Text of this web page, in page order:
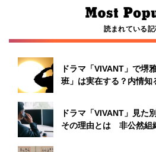
読まれている記
ドラマ「VIVANT」で堺
班」は実在する？内情知
ドラマ「VIVANT」見た
その理由とは 非公然組